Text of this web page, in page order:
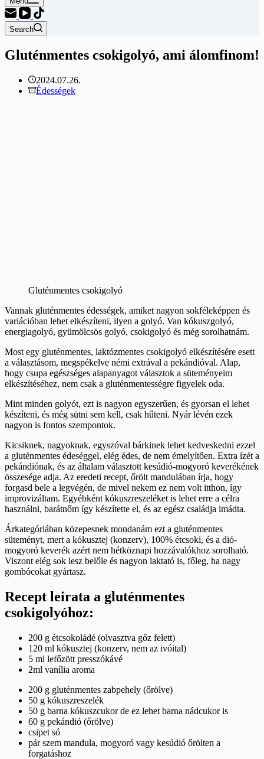
Search
Gluténmentes csokigolyó, ami álomfinom!
2024.07.26.
Édességek
Gluténmentes csokigolyó
Vannak gluténmentes édességek, amiket nagyon sokféleképpen és
variációban lehet elkészíteni, ilyen a golyó. Van kókuszgolyó,
energiagolyó, gyümölcsös golyó, csokigolyó és még sorolhatnám.
Most egy gluténmentes, laktózmentes csokigolyó elkészítésére esett
a választásom, megspékelve némi extrával a pekándióval. Alap,
hogy csupa egészséges alapanyagot választok a süteményeim
elkészítéséhez, nem csak a gluténmentességre figyelek oda.
Mint minden golyót, ezt is nagyon egyszerűen, és gyorsan el lehet
készíteni, és még sütni sem kell, csak hűteni. Nyár lévén ezek
nagyon is fontos szempontok.
Kicsiknek, nagyoknak, egyszóval bárkinek lehet kedveskedni ezzel
a gluténmentes édeséggel, elég édes, de nem émelyítően. Extra ízét a
pekándiónak, és az általam választott kesúdió-mogyoró keverékének
összesége adja. Az eredeti recept, őrölt mandulában írja, hogy
forgasd bele a legvégén, de mivel nekem ez nem volt itthon, így
improvizáltam. Egyébként kókuszreszeléket is lehet erre a célra
használni, barátnőm így készítette el, és az egész családja imádta.
Árkategóriában közepesnek mondanám ezt a gluténmentes
süteményt, mert a kókusztej (konzerv), 100% étcsoki, és a dió-
mogyoró keverék azért nem hétköznapi hozzávalókhoz sorolható.
Viszont elég sok lesz belőle és nagyon laktató is, főleg, ha nagy
gombócokat gyártasz.
Recept leirata a gluténmentes
csokigolyóhoz:
200 g étcsokoládé (olvasztva gőz felett)
120 ml kókusztej (konzerv, nem az ivóital)
5 ml lefőzött presszókávé
2ml vanília aroma
200 g gluténmentes zabpehely (őrölve)
50 g kókuszreszelék
50 g barna kókuszcukor de ez lehet barna nádcukor is
60 g pekándió (őrölve)
csipet só
pár szem mandula, mogyoró vagy kesúdió őrölten a
forgatáshoz